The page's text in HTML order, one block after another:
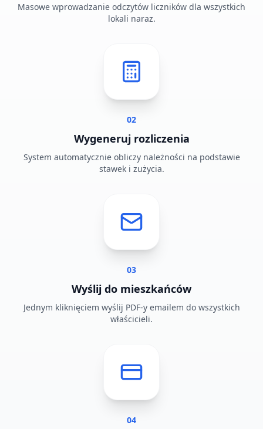
Masowe wprowadzanie odczytów liczników dla wszystkich
lokali naraz.
02
Wygeneruj rozliczenia
System automatycznie obliczy należności na podstawie
stawek i zużycia.
03
Wyślij do mieszkańców
Jednym kliknięciem wyślij PDF-y emailem do wszystkich
właścicieli.
04